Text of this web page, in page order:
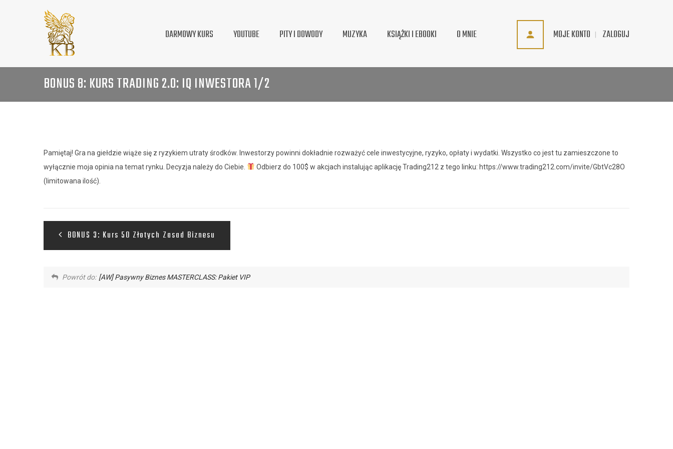
MOJE KONTO ZALOGUJ
DARMOWY KURS YOUTUBE PITY I DOWODY MUZYKA KSIĄŻKI I EBOOKI O MNIE
BONUS 8: KURS TRADING 2.0: IQ INWESTORA 1/2
Pamiętaj! Gra na giełdzie wiąże się z ryzykiem utraty środków. Inwestorzy powinni dokładnie rozważyć cele inwestycyjne, ryzyko, opłaty i wydatki. Wszystko co jest tu zamieszczone to
wyłącznie moja opinia na temat rynku. Decyzja należy do Ciebie.
Odbierz do 100$ w akcjach instalując aplikację Trading212 z tego linku: https://www.trading212.com/invite/GbtVc28O
(limitowana ilość).
BONUS 3: Kurs 50 Złotych Zasad Biznesu
Powrót do: [AW] Pasywny Biznes MASTERCLASS: Pakiet VIP